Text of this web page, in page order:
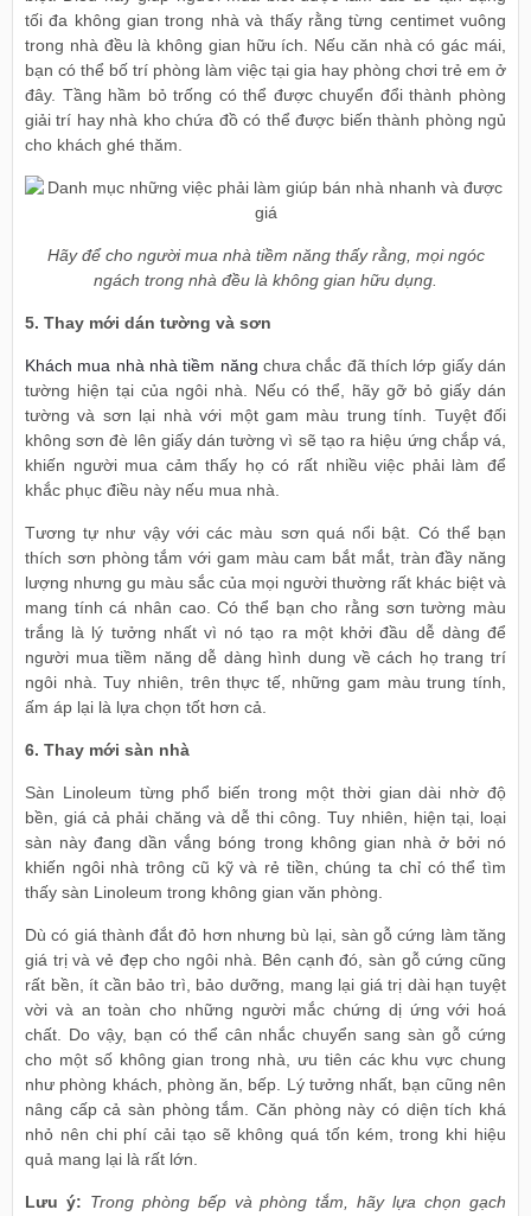
tối đa không gian trong nhà và thấy rằng từng centimet vuông
trong nhà đều là không gian hữu ích. Nếu căn nhà có gác mái,
bạn có thể bố trí phòng làm việc tại gia hay phòng chơi trẻ em ở
đây. Tầng hầm bỏ trống có thể được chuyển đổi thành phòng
giải trí hay nhà kho chứa đồ có thể được biến thành phòng ngủ
cho khách ghé thăm.
Hãy để cho người mua nhà tiềm năng thấy rằng, mọi ngóc
ngách trong nhà đều là không gian hữu dụng.
5. Thay mới dán tường và sơn
Khách mua nhà nhà tiềm năng chưa chắc đã thích lớp giấy dán
tường hiện tại của ngôi nhà. Nếu có thể, hãy gỡ bỏ giấy dán
tường và sơn lại nhà với một gam màu trung tính. Tuyệt đối
không sơn đè lên giấy dán tường vì sẽ tạo ra hiệu ứng chắp vá,
khiến người mua cảm thấy họ có rất nhiều việc phải làm để
khắc phục điều này nếu mua nhà.
Tương tự như vậy với các màu sơn quá nổi bật. Có thể bạn
thích sơn phòng tắm với gam màu cam bắt mắt, tràn đầy năng
lượng nhưng gu màu sắc của mọi người thường rất khác biệt và
mang tính cá nhân cao. Có thể bạn cho rằng sơn tường màu
trắng là lý tưởng nhất vì nó tạo ra một khởi đầu dễ dàng để
người mua tiềm năng dễ dàng hình dung về cách họ trang trí
ngôi nhà. Tuy nhiên, trên thực tế, những gam màu trung tính,
ấm áp lại là lựa chọn tốt hơn cả.
6. Thay mới sàn nhà
Sàn Linoleum từng phổ biến trong một thời gian dài nhờ độ
bền, giá cả phải chăng và dễ thi công. Tuy nhiên, hiện tại, loại
sàn này đang dần vắng bóng trong không gian nhà ở bởi nó
khiến ngôi nhà trông cũ kỹ và rẻ tiền, chúng ta chỉ có thể tìm
thấy sàn Linoleum trong không gian văn phòng.
Dù có giá thành đắt đỏ hơn nhưng bù lại, sàn gỗ cứng làm tăng
giá trị và vẻ đẹp cho ngôi nhà. Bên cạnh đó, sàn gỗ cứng cũng
rất bền, ít cần bảo trì, bảo dưỡng, mang lại giá trị dài hạn tuyệt
vời và an toàn cho những người mắc chứng dị ứng với hoá
chất. Do vậy, bạn có thể cân nhắc chuyển sang sàn gỗ cứng
cho một số không gian trong nhà, ưu tiên các khu vực chung
như phòng khách, phòng ăn, bếp. Lý tưởng nhất, bạn cũng nên
nâng cấp cả sàn phòng tắm. Căn phòng này có diện tích khá
nhỏ nên chi phí cải tạo sẽ không quá tốn kém, trong khi hiệu
quả mang lại là rất lớn.
Lưu ý: Trong phòng bếp và phòng tắm, hãy lựa chọn gạch